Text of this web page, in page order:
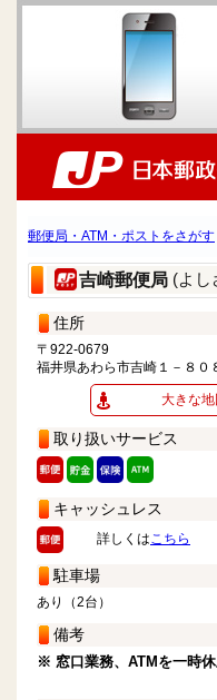
郵便局・ATM・ポストをさがす
吉崎郵便局 (よし
住所
〒922-0679
福井県あわら市吉崎１－８０
大きな
取り扱いサービス
キャッシュレス
詳しくはこちら
駐車場
あり（2台）
備考
※ 窓口業務、ATMを一時休